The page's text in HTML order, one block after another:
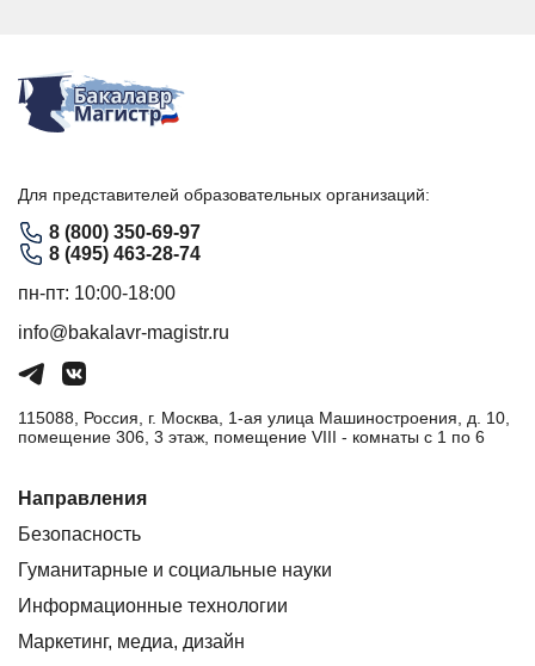
Для представителей образовательных организаций:
8 (800) 350-69-97
8 (495) 463-28-74
пн-пт: 10:00-18:00
info@bakalavr-magistr.ru
115088, Россия, г. Москва, 1-ая улица Машиностроения, д. 10,
помещение 306, 3 этаж, помещение VIII - комнаты с 1 по 6
Направления
Безопасность
Гуманитарные и социальные науки
Информационные технологии
Маркетинг, медиа, дизайн